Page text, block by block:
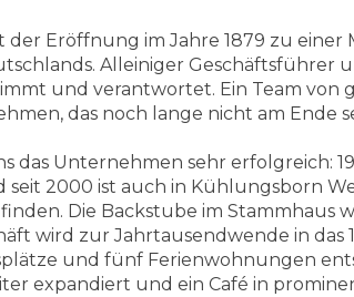
der Eröffnung im Jahre 1879 zu
Alleiniger Geschäftsführer
und verantwortet. Ein Team
das noch lange nicht am Ende
Unternehmen sehr erfolgreich:
2000 ist auch in Kühlungsborn
finden. Die Backstube im Stammhaus
wird zur Jahrtausendwende in
und fünf Ferienwohnungen
expandiert und ein Café in